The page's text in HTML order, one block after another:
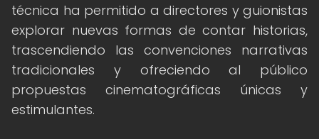
técnica ha permitido a directores y guionistas
explorar nuevas formas de contar historias,
trascendiendo las convenciones narrativas
tradicionales y ofreciendo al público
propuestas cinematográficas únicas y
estimulantes.